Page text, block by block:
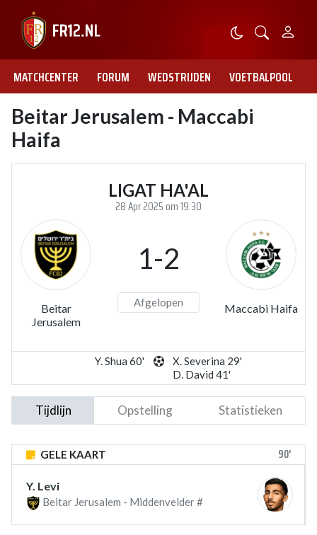
MATCHCENTER FORUM WEDSTRIJDEN VOETBALPOOL
Beitar Jerusalem - Maccabi
Haifa
LIGAT HA'AL
28 Apr 2025 om 19:30
Beitar
Jerusalem
1-2
Afgelopen Maccabi Haifa
Y. Shua 60'
X. Severina 29'
D. David 41'
Tijdlijn Opstelling Statistieken
GELE KAART 90'
Y. Levi
Beitar Jerusalem - Middenvelder #